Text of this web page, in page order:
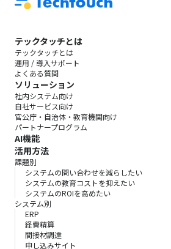
テックタッチとは
テックタッチとは
運用 / 導入サポート
よくある質問
ソリューション
社内システム向け
自社サービス向け
官公庁・自治体・教育機関向け
パートナープログラム
AI機能
活用方法
課題別
システムの問い合わせを減らしたい
システムの教育コストを抑えたい
システムのROIを高めたい
システム別
ERP
経費精算
間接材調達
申し込みサイト